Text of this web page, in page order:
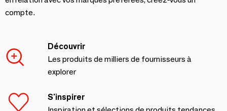
compte.
Découvrir
Les produits de milliers de fournisseurs à
explorer
S'inspirer